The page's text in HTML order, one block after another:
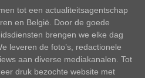
tot een actualiteitsagentschap
en België. Door de goede
brengen we elke dag
leveren de foto’s, redactionele
aan diverse mediakanalen. Tot
druk bezochte website met